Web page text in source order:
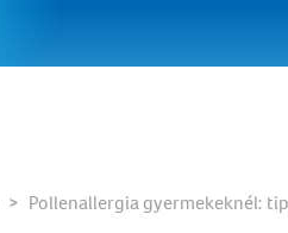
Pollenallergia gyermekeknél: